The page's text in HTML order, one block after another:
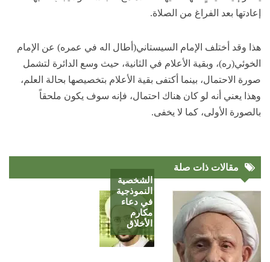
إعادتها بعد الفراغ من الصلاة.
هذا وقد أختلف الإمام السيستاني(أطال اله في عمره) عن الإمام
الخوئي(ره)، وبقية الأعلام في الثانية، حيث وسع الدائرة لتشمل
صورة الاحتمال، بينما أكتفى بقية الأعلام بتخصيصها بحالة العلم،
وهذا يعني أنه لو كان هناك احتمال، فإنه سوف يكون ملحقاً
بالصورة الأولى، كما لا يخفى.
مقالات ذات صلة
الشخصية
النموذجية
في دعاء
مكارم
الأخلاق